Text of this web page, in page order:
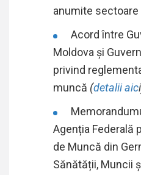
anumite sectoare
Acord între
Moldova şi
privind
muncă (detalii aic
Agenția Federală
de Muncă din
Sănătății, Muncii